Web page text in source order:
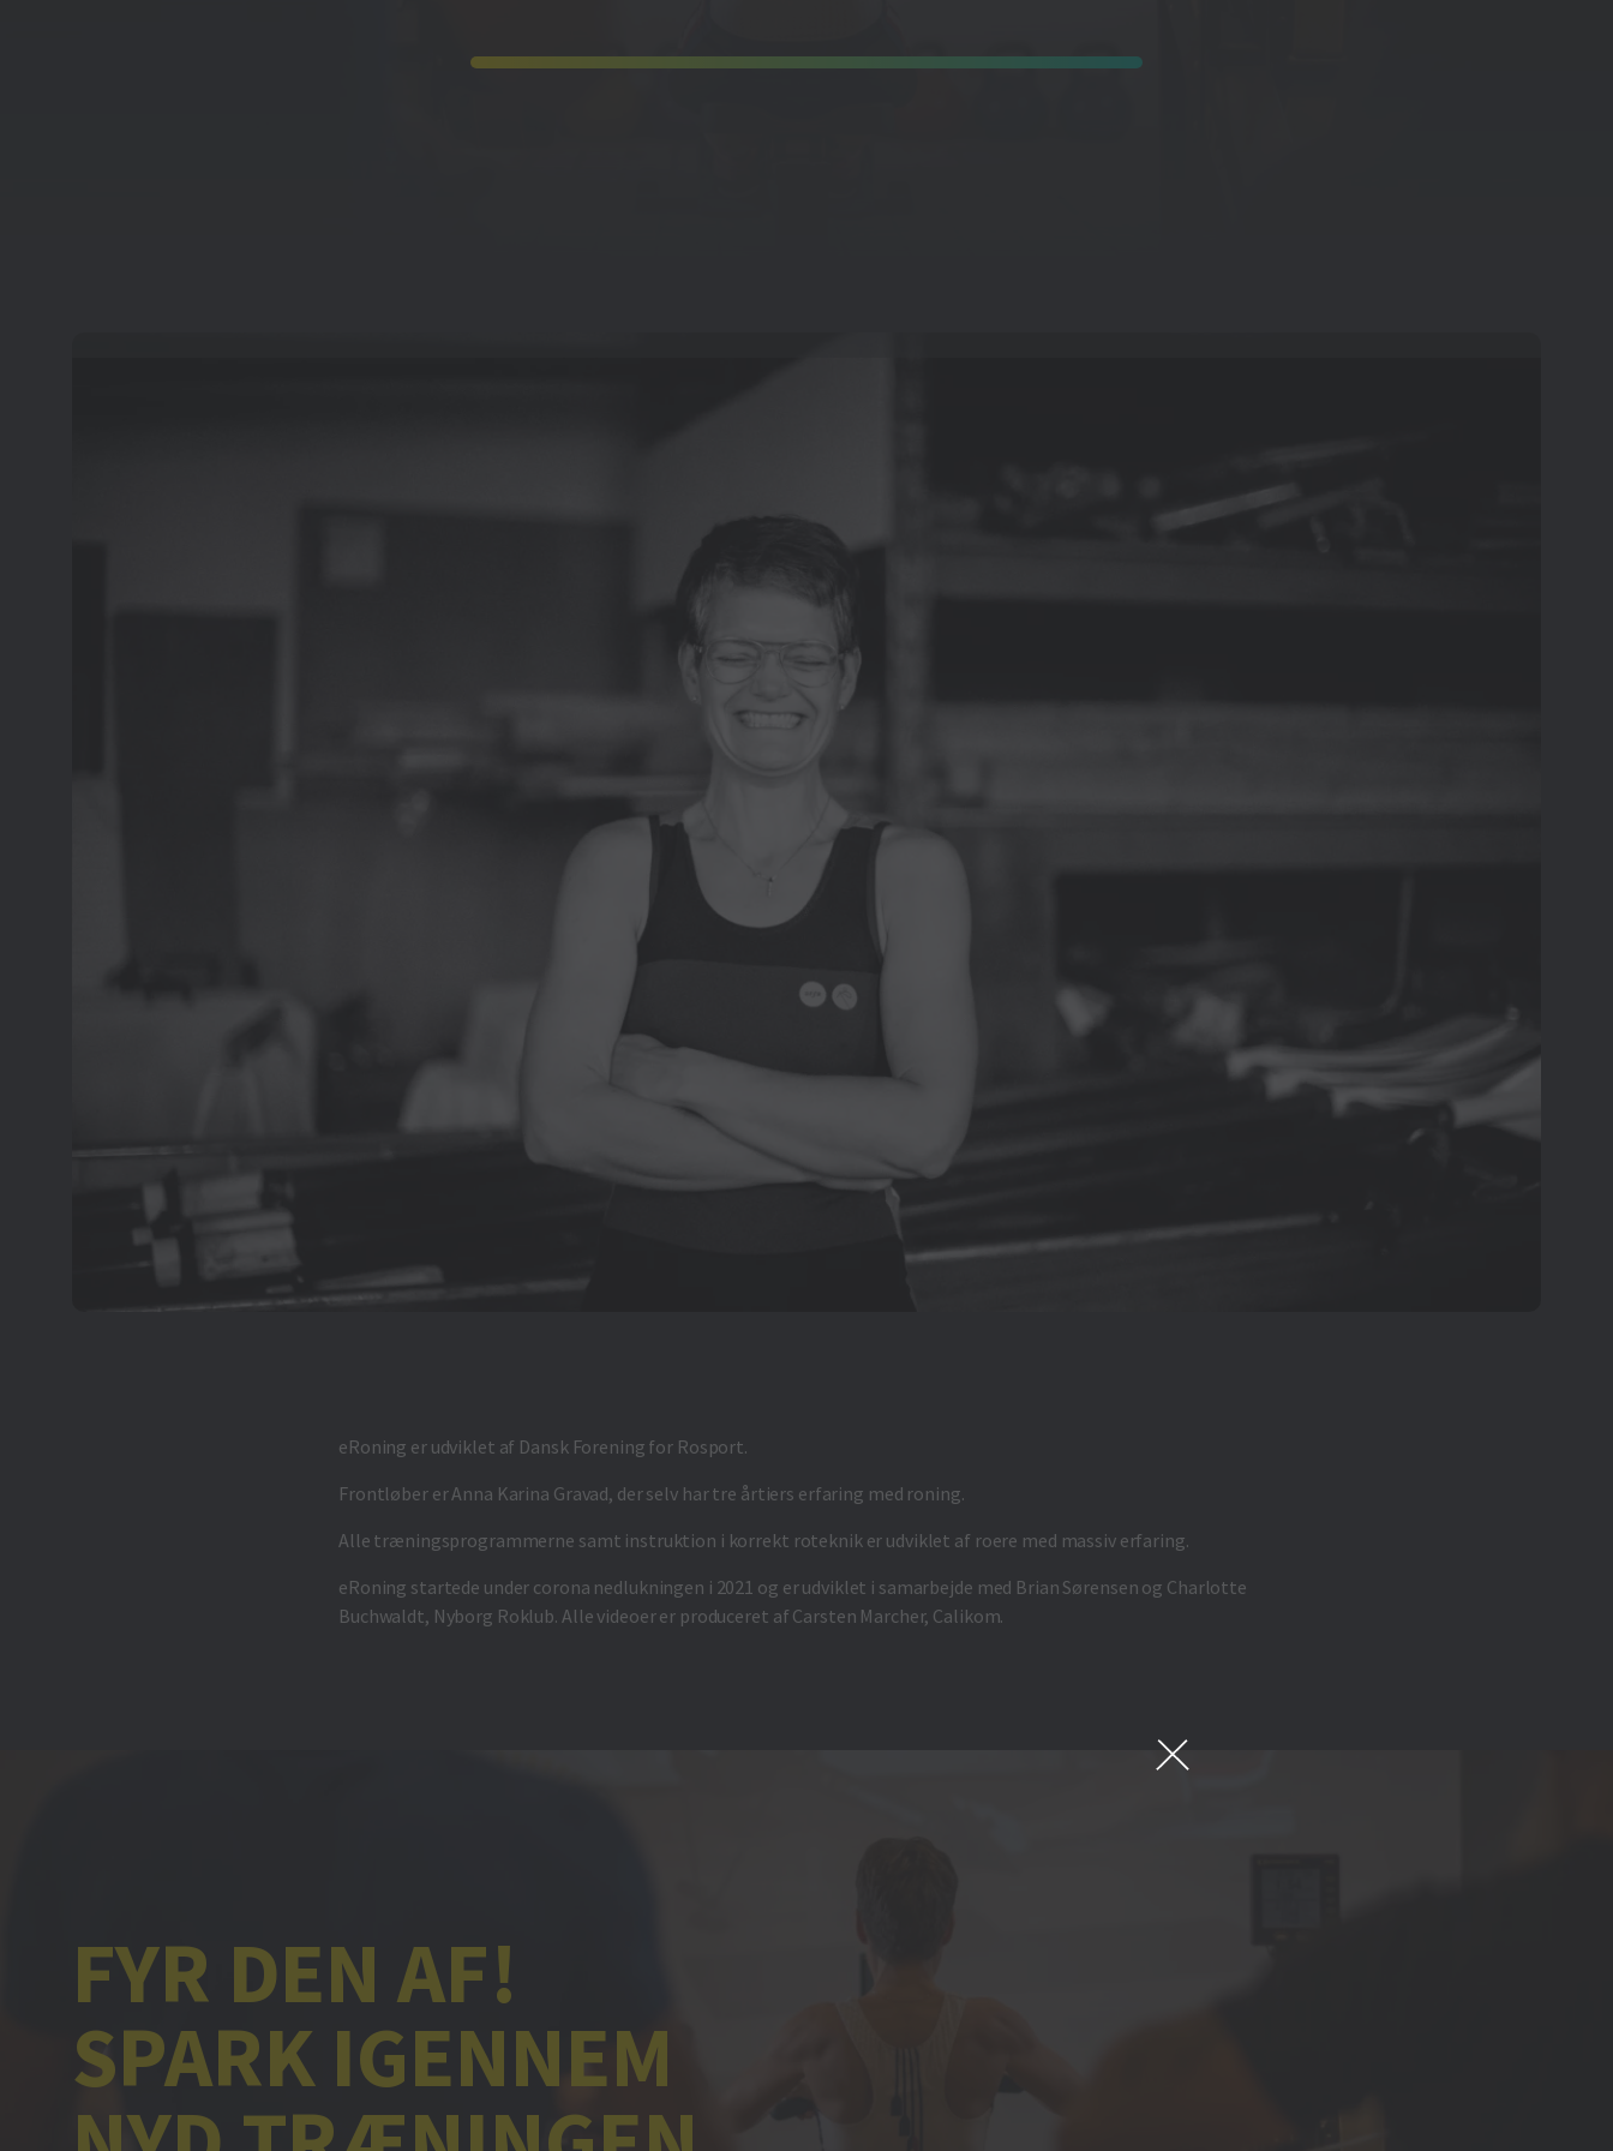
eRoning er udviklet af Dansk Forening for Rosport.
Frontløber er Anna Karina Gravad, der selv har tre årtiers erfaring med roning.
Alle træningsprogrammerne samt instruktion i korrekt roteknik er udviklet af roere med massiv erfaring.
eRoning startede under corona nedlukningen i 2021 og er udviklet i samarbejde med Brian Sørensen og Charlotte
Buchwaldt, Nyborg Roklub. Alle videoer er produceret af Carsten Marcher, Calikom.
FYR DEN AF!
SPARK IGENNEM